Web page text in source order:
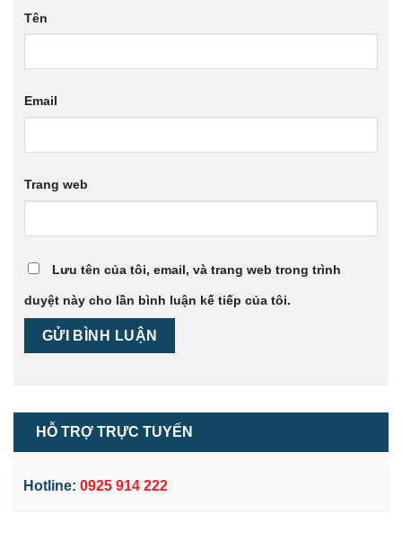
HỖ TRỢ TRỰC TUYẾN
Hotline: 0925 914 222
Tên
Email
Trang web
Lưu tên của tôi, email, và trang web trong trình
duyệt này cho lần bình luận kế tiếp của tôi.